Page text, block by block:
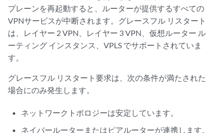
プレーンを再起動すると、ルーターが提供するすべての
VPNサービスが中断されます。グレースフル リスタート
は、レイヤー 2 VPN、レイヤー 3 VPN、仮想ルーター ル
ーティング インスタンス、VPLS でサポートされていま
す。
グレースフル リスタート要求は、次の条件が満たされた
場合にのみ発生します。
ネットワークトポロジーは安定しています。
ネイバールーターまたはピアルーターが連携します。